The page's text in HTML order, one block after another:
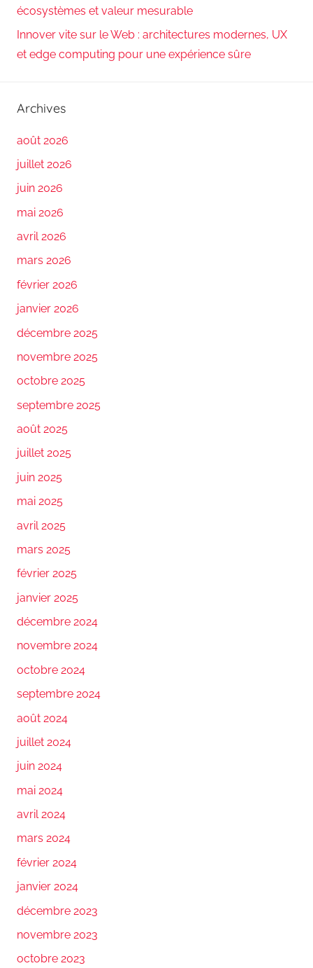
écosystèmes et valeur mesurable
Innover vite sur le Web : architectures modernes, UX
et edge computing pour une expérience sûre
Archives
août 2026
juillet 2026
juin 2026
mai 2026
avril 2026
mars 2026
février 2026
janvier 2026
décembre 2025
novembre 2025
octobre 2025
septembre 2025
août 2025
juillet 2025
juin 2025
mai 2025
avril 2025
mars 2025
février 2025
janvier 2025
décembre 2024
novembre 2024
octobre 2024
septembre 2024
août 2024
juillet 2024
juin 2024
mai 2024
avril 2024
mars 2024
février 2024
janvier 2024
décembre 2023
novembre 2023
octobre 2023